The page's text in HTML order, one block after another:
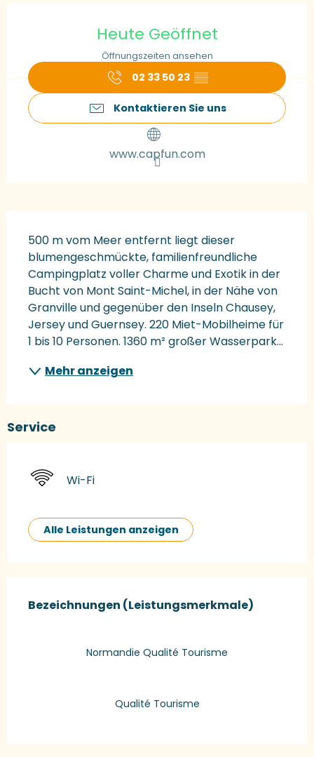
Heute Geöffnet
Öffnungszeiten ansehen
02 33 50 23 ▒▒
Kontaktieren Sie uns
www.capfun.com
500 m vom Meer entfernt liegt dieser
blumengeschmückte, familienfreundliche
Campingplatz voller Charme und Exotik in der
Bucht von Mont Saint-Michel, in der Nähe von
Granville und gegenüber den Inseln Chausey,
Jersey und Guernsey. 220 Miet-Mobilheime für
1 bis 10 Personen. 1360 m² großer Wasserpark...
Mehr anzeigen
Service
Wi-Fi
Alle Leistungen anzeigen
Bezeichnungen (Leistungsmerkmale)
Bezeichnungen (Leistungsmerkmale)
Normandie Qualité Tourisme
Qualité Tourisme